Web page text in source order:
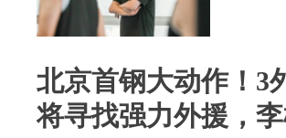
北京首钢大动作！3
将寻找强力外援，